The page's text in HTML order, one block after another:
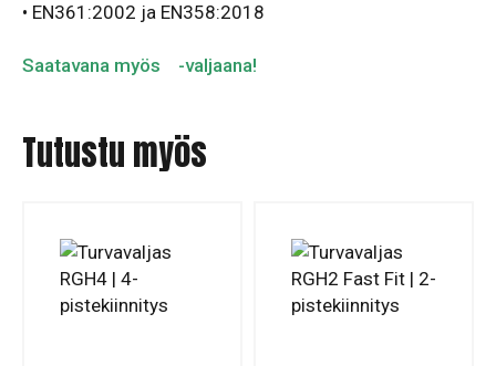
• EN361:2002 ja EN358:2018
Saatavana myös -valjaana!
Tutustu myös